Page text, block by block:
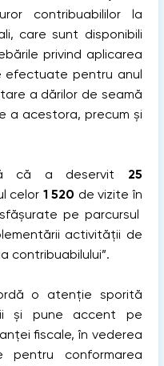
contribuabililor la
care sunt disponibili
privind aplicarea
efectuate pentru anul
a dărilor de seamă
a acestora, precum și
că a deservit 25
celor 1 520 de vizite în
pe parcursul
activității de
contribuabilului”.
o atenție sporită
și pune accent pe
fiscale, în vederea
pentru conformarea